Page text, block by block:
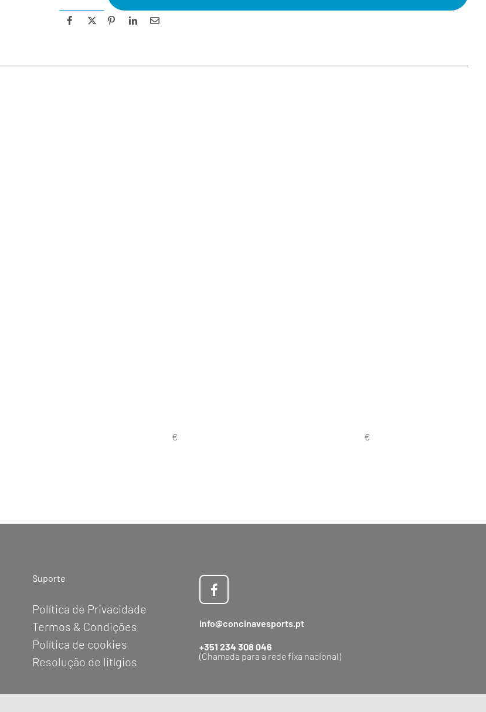
Suporte
Política de Privacidade
Termos & Condições
Política de cookies
Resolução de litígios
info@concinavesports.pt
+351 234 308 046
(Chamada para a rede fixa nacional)